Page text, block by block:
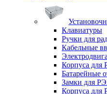
Клавиатуры
Ручки для
Кабельные
Корпуса для
Батарейные
Замки для
Корпуса для